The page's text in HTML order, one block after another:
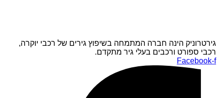
גירטרוניק הינה חברה המתמחה בשיפוץ גירים של רכבי יוקרה,
רכבי ספורט ורכבים בעלי גיר מתקדם.
Facebook-f